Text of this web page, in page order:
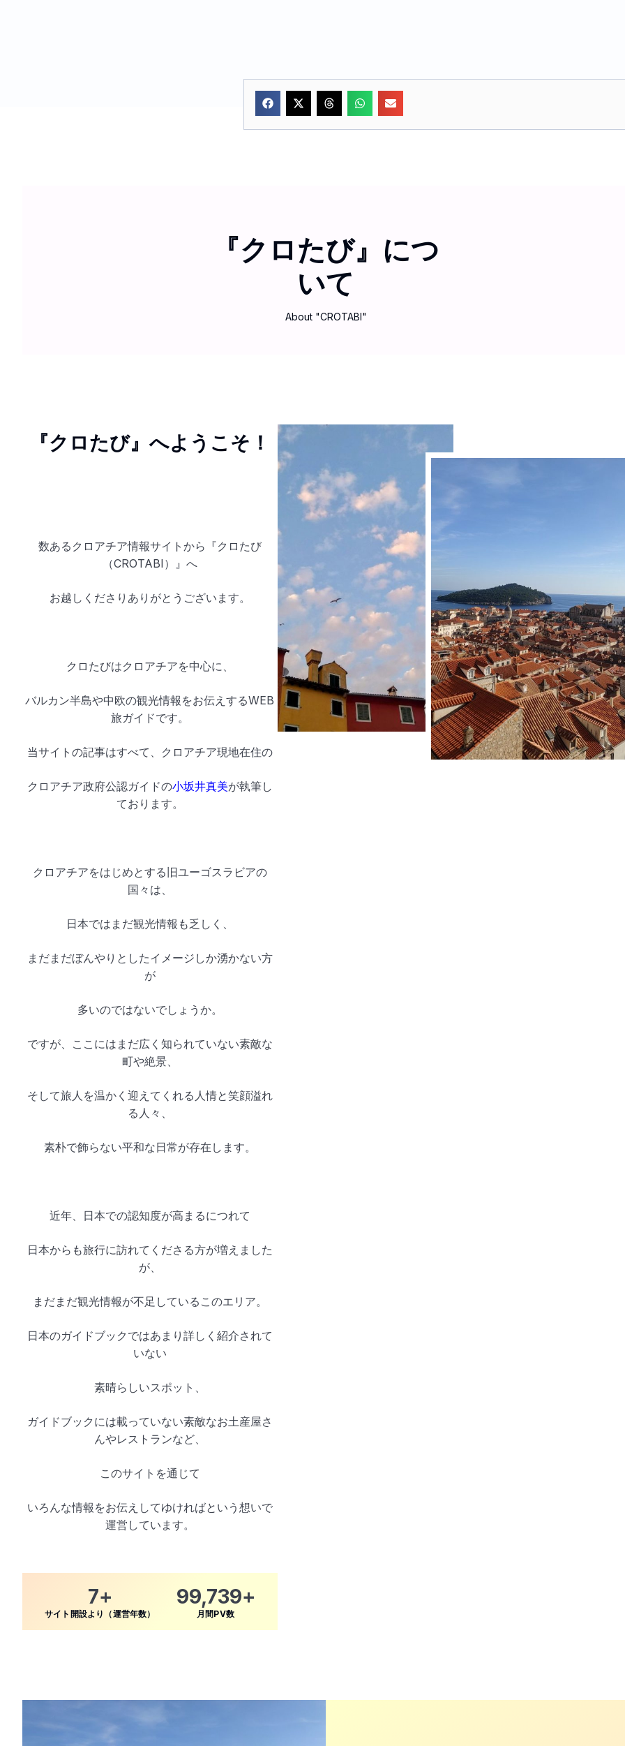
『クロたび』につ
いて
About "CROTABI"
『クロたび』へようこそ！
数あるクロアチア情報サイトから『クロたび
（CROTABI）』へ
お越しくださりありがとうございます。
クロたびはクロアチアを中心に、
バルカン半島や中欧の観光情報をお伝えするWEB
旅ガイドです。
当サイトの記事はすべて、クロアチア現地在住の
クロアチア政府公認ガイドの小坂井真美が執筆し
ております。
クロアチアをはじめとする旧ユーゴスラビアの
国々は、
日本ではまだ観光情報も乏しく、
まだまだぼんやりとしたイメージしか湧かない方
が
多いのではないでしょうか。
ですが、ここにはまだ広く知られていない素敵な
町や絶景、
そして旅人を温かく迎えてくれる 人情と笑顔溢れ
る人々、
素朴で飾らない平和な日常が存在します。
近年、 日本での認知度が高まるにつれて
日本からも旅行に訪れてくださる方が増えました
が、
まだまだ観光情報が不足しているこのエリア。
日本のガイドブックではあまり詳しく紹介されて
いない
素晴らしいスポット、
ガイドブックには載っていない素敵なお土産屋さ
んやレストランなど、
このサイトを通じて
いろんな情報をお伝えしてゆければという想いで
運営しています。
サイト開設より（運営年数）
8+
月間PV数
100,002+